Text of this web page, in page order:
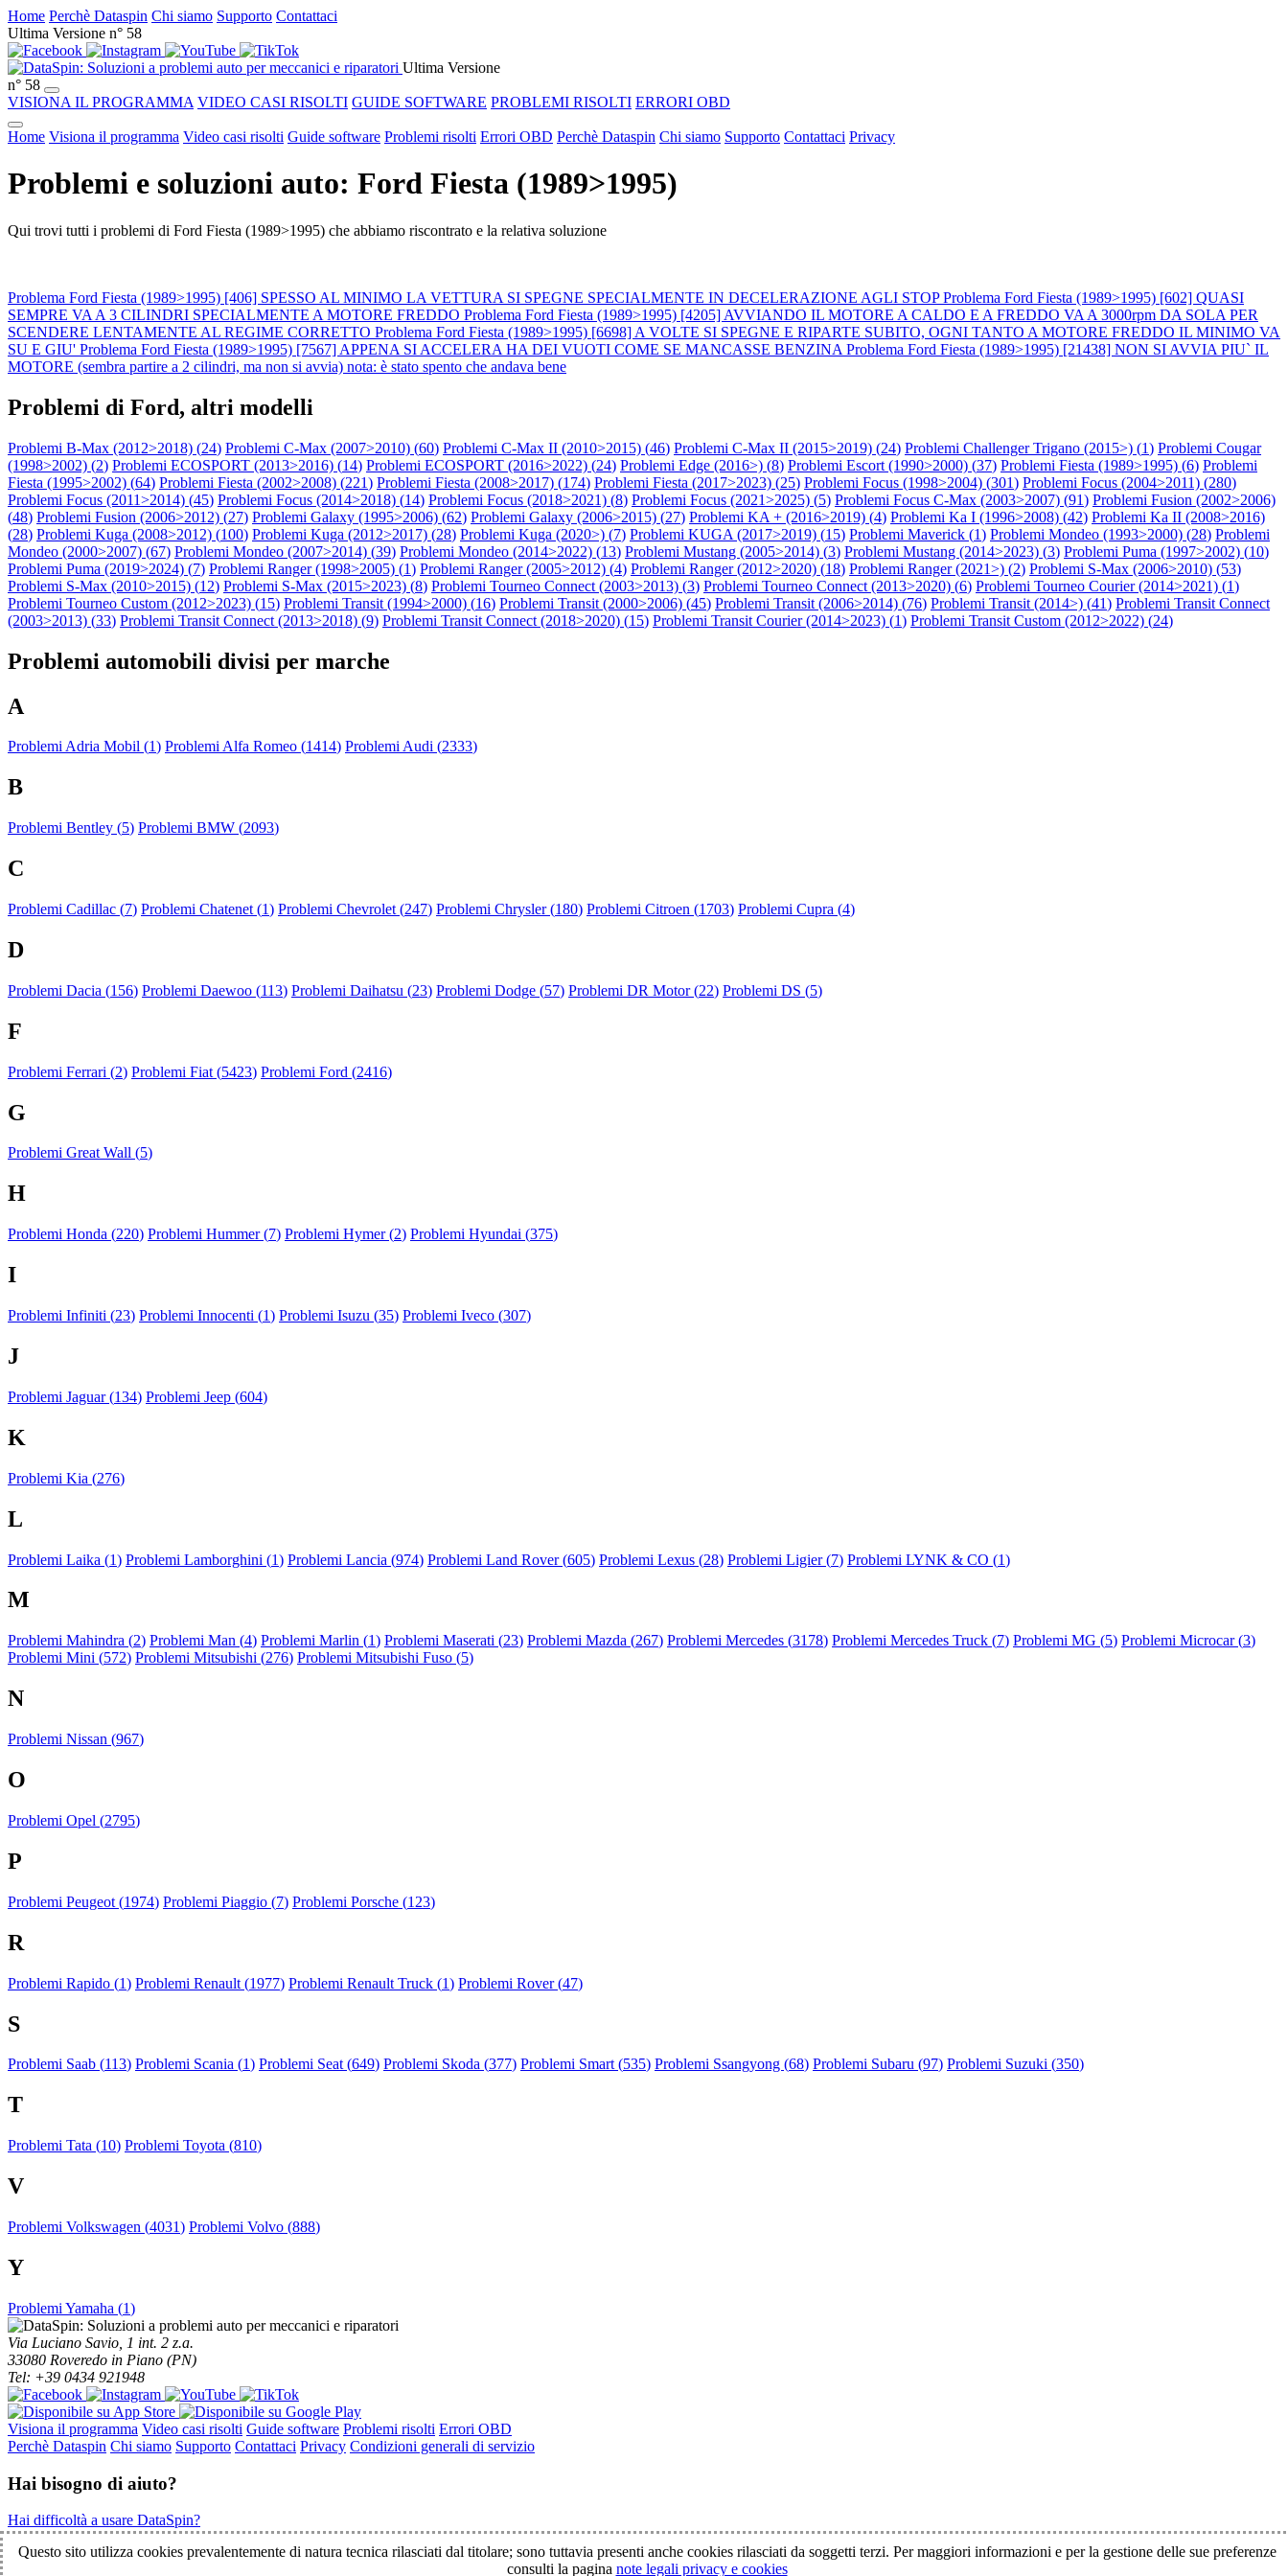
Home Perchè Dataspin Chi siamo Supporto Contattaci
Ultima Versione n° 58
Ultima Versione
n° 58
VISIONA IL PROGRAMMA VIDEO CASI RISOLTI GUIDE SOFTWARE PROBLEMI RISOLTI ERRORI OBD
Home Visiona il programma Video casi risolti Guide software Problemi risolti Errori OBD Perchè Dataspin Chi siamo Supporto Contattaci Privacy
Problemi e soluzioni auto: Ford Fiesta (1989>1995)
Qui trovi tutti i problemi di Ford Fiesta (1989>1995) che abbiamo riscontrato e la relativa soluzione
Problema Ford Fiesta (1989>1995) [406] SPESSO AL MINIMO LA VETTURA SI SPEGNE SPECIALMENTE IN DECELERAZIONE AGLI STOPProblema Ford Fiesta (1989>1995) [602] QUASI
SEMPRE VA A 3 CILINDRI SPECIALMENTE A MOTORE FREDDO Problema Ford Fiesta (1989>1995) [4205] AVVIANDO IL MOTORE A CALDO E A FREDDO VA A 3000rpm DA SOLA PER
SCENDERE LENTAMENTE AL REGIME CORRETTO Problema Ford Fiesta (1989>1995) [6698] A VOLTE SI SPEGNE E RIPARTE SUBITO, OGNI TANTO A MOTORE FREDDO IL MINIMO VA
SU E GIU' Problema Ford Fiesta (1989>1995) [7567] APPENA SI ACCELERA HA DEI VUOTI COME SE MANCASSE BENZINA Problema Ford Fiesta (1989>1995) [21438] NON SI AVVIA PIU` IL
MOTORE (sembra partire a 2 cilindri, ma non si avvia) nota: è stato spento che andava bene
Problemi di Ford, altri modelli
Problemi B-Max (2012>2018) (24) Problemi C-Max (2007>2010) (60) Problemi C-Max II (2010>2015) (46) Problemi C-Max II (2015>2019) (24) Problemi Challenger Trigano (2015>) (1) Problemi Cougar
(1998>2002) (2) Problemi ECOSPORT (2013>2016) (14) Problemi ECOSPORT (2016>2022) (24) Problemi Edge (2016>) (8) Problemi Escort (1990>2000) (37) Problemi Fiesta (1989>1995) (6) Problemi
Fiesta (1995>2002) (64) Problemi Fiesta (2002>2008) (221) Problemi Fiesta (2008>2017) (174) Problemi Fiesta (2017>2023) (25) Problemi Focus (1998>2004) (301) Problemi Focus (2004>2011) (280)
Problemi Focus (2011>2014) (45) Problemi Focus (2014>2018) (14) Problemi Focus (2018>2021) (8) Problemi Focus (2021>2025) (5) Problemi Focus C-Max (2003>2007) (91) Problemi Fusion (2002>2006)
(48) Problemi Fusion (2006>2012) (27) Problemi Galaxy (1995>2006) (62) Problemi Galaxy (2006>2015) (27) Problemi KA + (2016>2019) (4) Problemi Ka I (1996>2008) (42) Problemi Ka II (2008>2016)
(28) Problemi Kuga (2008>2012) (100) Problemi Kuga (2012>2017) (28) Problemi Kuga (2020>) (7) Problemi KUGA (2017>2019) (15) Problemi Maverick (1) Problemi Mondeo (1993>2000) (28) Problemi
Mondeo (2000>2007) (67) Problemi Mondeo (2007>2014) (39) Problemi Mondeo (2014>2022) (13) Problemi Mustang (2005>2014) (3) Problemi Mustang (2014>2023) (3) Problemi Puma (1997>2002) (10)
Problemi Puma (2019>2024) (7) Problemi Ranger (1998>2005) (1) Problemi Ranger (2005>2012) (4) Problemi Ranger (2012>2020) (18) Problemi Ranger (2021>) (2) Problemi S-Max (2006>2010) (53)
Problemi S-Max (2010>2015) (12) Problemi S-Max (2015>2023) (8) Problemi Tourneo Connect (2003>2013) (3) Problemi Tourneo Connect (2013>2020) (6) Problemi Tourneo Courier (2014>2021) (1)
Problemi Tourneo Custom (2012>2023) (15) Problemi Transit (1994>2000) (16) Problemi Transit (2000>2006) (45) Problemi Transit (2006>2014) (76) Problemi Transit (2014>) (41) Problemi Transit Connect
(2003>2013) (33) Problemi Transit Connect (2013>2018) (9) Problemi Transit Connect (2018>2020) (15) Problemi Transit Courier (2014>2023) (1) Problemi Transit Custom (2012>2022) (24)
Problemi automobili divisi per marche
A
Problemi Adria Mobil (1) Problemi Alfa Romeo (1414) Problemi Audi (2333)
B
Problemi Bentley (5) Problemi BMW (2093)
C
Problemi Cadillac (7) Problemi Chatenet (1) Problemi Chevrolet (247) Problemi Chrysler (180) Problemi Citroen (1703) Problemi Cupra (4)
D
Problemi Dacia (156) Problemi Daewoo (113) Problemi Daihatsu (23) Problemi Dodge (57) Problemi DR Motor (22) Problemi DS (5)
F
Problemi Ferrari (2) Problemi Fiat (5423) Problemi Ford (2416)
G
Problemi Great Wall (5)
H
Problemi Honda (220) Problemi Hummer (7) Problemi Hymer (2) Problemi Hyundai (375)
I
Problemi Infiniti (23) Problemi Innocenti (1) Problemi Isuzu (35) Problemi Iveco (307)
J
Problemi Jaguar (134) Problemi Jeep (604)
K
Problemi Kia (276)
L
Problemi Laika (1) Problemi Lamborghini (1) Problemi Lancia (974) Problemi Land Rover (605) Problemi Lexus (28) Problemi Ligier (7) Problemi LYNK & CO (1)
M
Problemi Mahindra (2) Problemi Man (4) Problemi Marlin (1) Problemi Maserati (23) Problemi Mazda (267) Problemi Mercedes (3178) Problemi Mercedes Truck (7) Problemi MG (5) Problemi Microcar (3)
Problemi Mini (572) Problemi Mitsubishi (276) Problemi Mitsubishi Fuso (5)
N
Problemi Nissan (967)
O
Problemi Opel (2795)
P
Problemi Peugeot (1974) Problemi Piaggio (7) Problemi Porsche (123)
R
Problemi Rapido (1) Problemi Renault (1977) Problemi Renault Truck (1) Problemi Rover (47)
S
Problemi Saab (113) Problemi Scania (1) Problemi Seat (649) Problemi Skoda (377) Problemi Smart (535) Problemi Ssangyong (68) Problemi Subaru (97) Problemi Suzuki (350)
T
Problemi Tata (10) Problemi Toyota (810)
V
Problemi Volkswagen (4031) Problemi Volvo (888)
Y
Problemi Yamaha (1)
Via Luciano Savio, 1 int. 2 z.a.
33080 Roveredo in Piano (PN)
Tel: +39 0434 921948
Visiona il programma Video casi risolti Guide software Problemi risolti Errori OBD
Perchè Dataspin Chi siamo Supporto Contattaci Privacy Condizioni generali di servizio
Hai bisogno di aiuto?
Hai difficoltà a usare DataSpin?
Clicca per la teleassistenza!
Questo sito utilizza cookies prevalentemente di natura tecnica rilasciati dal titolare; sono tuttavia presenti anche cookies rilasciati da soggetti terzi. Per maggiori informazioni e per la gestione delle sue preferenze
consulti la pagina note legali privacy e cookies